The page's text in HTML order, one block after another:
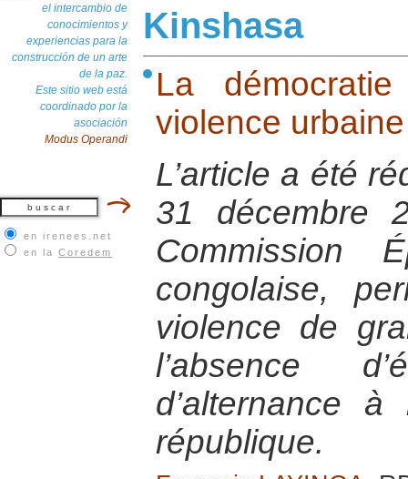
el intercambio de
conocimientos y
experiencias para la
construcción de un arte
de la paz.
Este sitio web está
coordinado por la
asociación
Modus Operandi
en irenees.net
en la Coredem
Kinshasa
La
violence
L’article a été
31 décembre
Commission
congolaise,
violence de
l’absence
d’alternance
république.